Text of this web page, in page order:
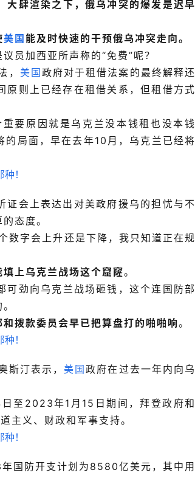
大肆渲染之下，俄乌冲突的爆发是迟早
美国 能及时快速的干预俄乌冲突走向。
员加西亚所声称的“免费”呢？
， 美国 政府对于租借法案的最终解释还
原则上已经存在租借关系，但租借方式
要原因就是乌克兰没本钱租也没本钱
局面，早在去年10月，乌克兰已经将
证会上表达出对美政府援乌的担忧与不
态度。
数字会上升还是下降，我只知道正在规
上乌克兰战场这个窟窿。
可劲向乌克兰战场砸钱，这个连国防部
和拨款委员会早已把算盘打的啪啪响。
斯汀表示，美国政府在过去一年内向乌
至2023年1月15日期间，拜登政府和
主义、财政和军事支持。
国防开支计划为8580亿美元，其中用